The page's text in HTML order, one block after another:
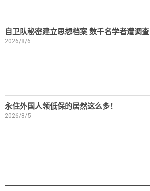
自卫队秘密建立思想档案 数千名学者遭调查
2026/8/6
永住外国人领低保的居然这么多！
2026/8/5